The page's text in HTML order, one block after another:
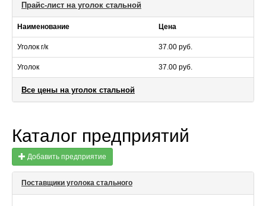
Прайс-лист на уголок стальной
Наименование Цена
Уголок г/к 37.00 руб.
Уголок 37.00 руб.
Все цены на уголок стальной
Каталог предприятий
Добавить предприятие
Поставщики уголока стального